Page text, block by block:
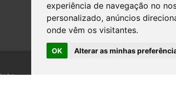
experiência de navegação no
personalizado, anúncios
onde vêm os visitantes.
OK Alterar as minhas